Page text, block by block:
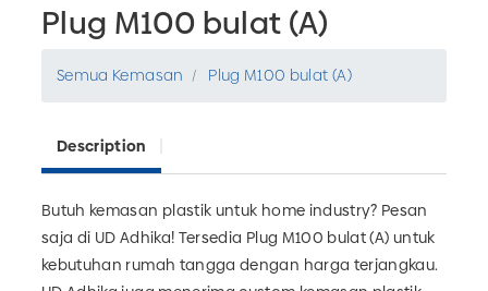
Plug M100 bulat (A)
Semua Kemasan Plug M100 bulat (A)
Description
Butuh kemasan plastik untuk home industry? Pesan
saja di UD Adhika! Tersedia Plug M100 bulat (A) untuk
kebutuhan rumah tangga dengan harga terjangkau.